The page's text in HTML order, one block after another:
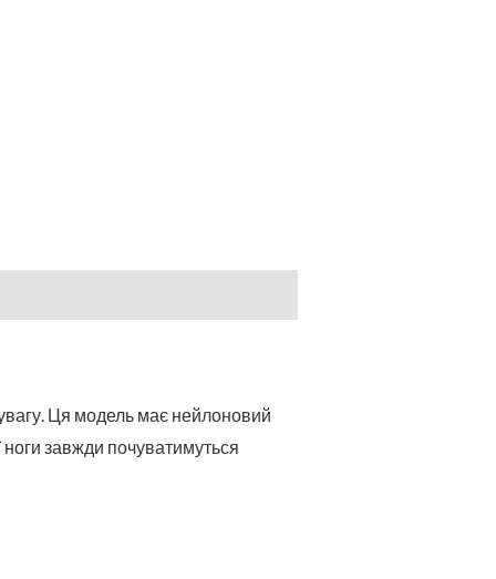
увагу. Ця модель має нейлоновий
завжди почуватимуться